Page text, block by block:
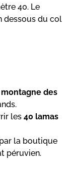
40. Le
dessous du col
montagne des
les 40 lamas
la boutique
péruvien.